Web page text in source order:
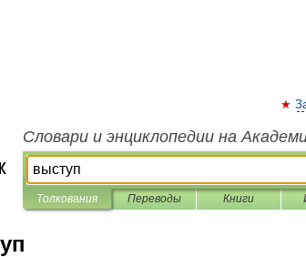
Словари и энциклопедии на
Толкования Переводы Книги